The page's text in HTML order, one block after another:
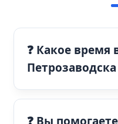
❓ Какое время
❓ Вы